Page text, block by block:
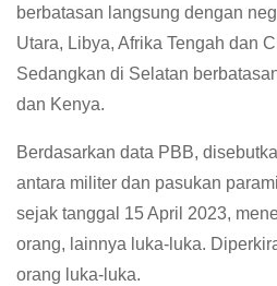
berbatasan langsung dengan
Utara, Libya, Afrika Tengah dan
Sedangkan di Selatan
dan Kenya.
Berdasarkan data PBB,
antara militer dan pasukan
sejak tanggal 15 April 2023,
orang, lainnya luka-luka.
orang luka-luka.